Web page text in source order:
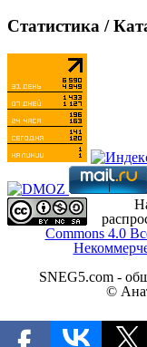
Статистика /
Commons 4.0
SNEG5.com -
©